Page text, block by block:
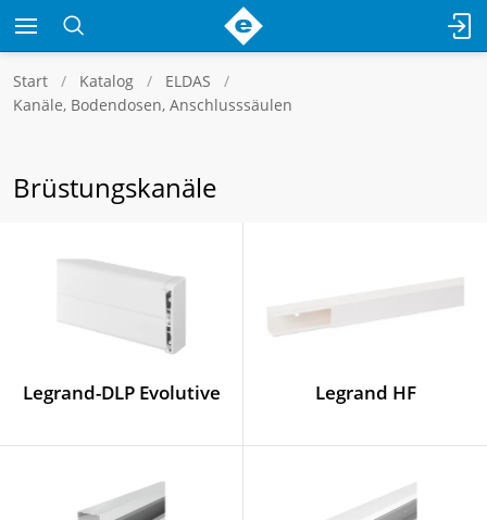
Start Katalog
ELDAS
Kanäle, Bodendosen, Anschlusssäulen
Brüstungskanäle
Legrand-DLP Evolutive Legrand HF